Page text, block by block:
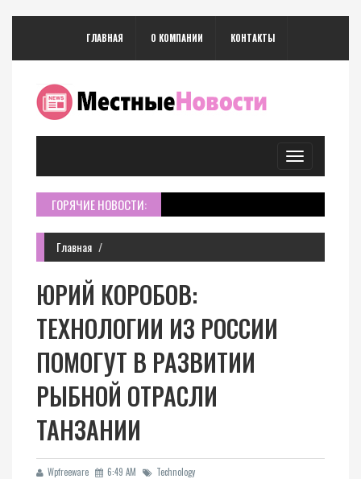
ГЛАВНАЯ О КОМПАНИИ КОНТАКТЫ
Toggle
navigation
ГОРЯЧИЕ НОВОСТИ:
Главная
ЮРИЙ КОРОБОВ:
ТЕХНОЛОГИИ ИЗ РОССИИ
ПОМОГУТ В РАЗВИТИИ
РЫБНОЙ ОТРАСЛИ
ТАНЗАНИИ
Wpfreeware 6:49 AM Technology